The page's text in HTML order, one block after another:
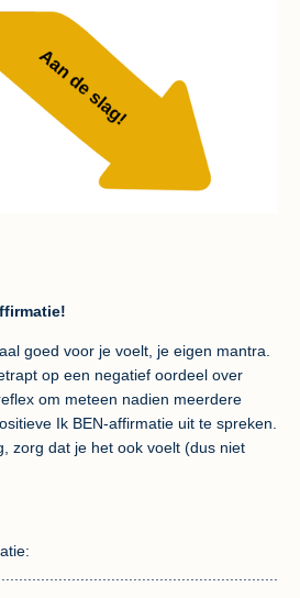
goed voor je voelt, je eigen mantra.
op een negatief oordeel over
om meteen nadien meerdere
Ik BEN-affirmatie uit te spreken.
zorg dat je het ook voelt (dus niet